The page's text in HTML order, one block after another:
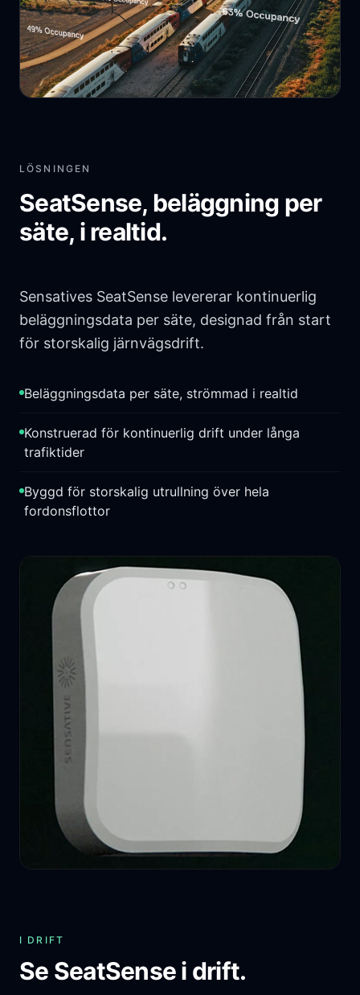
LÖSNINGEN
SeatSense, beläggning per
säte, i realtid.
Sensatives SeatSense levererar kontinuerlig
beläggningsdata per säte, designad från start
för storskalig järnvägsdrift.
Beläggningsdata per säte, strömmad i realtid
Konstruerad för kontinuerlig drift under långa
trafiktider
Byggd för storskalig utrullning över hela
fordonsflottor
I DRIFT
Se SeatSense i drift.